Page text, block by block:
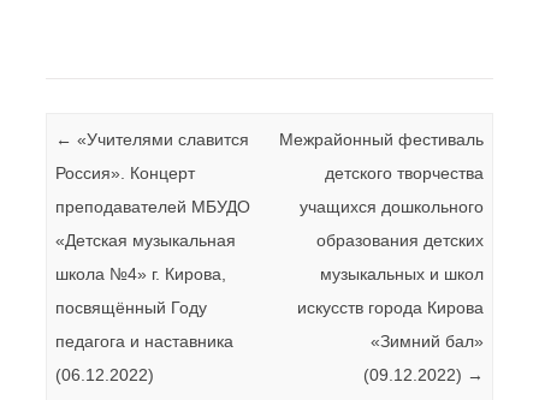
Навигация по записям
← «Учителями славится
Россия». Концерт
преподавателей МБУДО
«Детская музыкальная
школа №4» г. Кирова,
посвящённый Году
педагога и наставника
(06.12.2022)
Межрайонный фестиваль
детского творчества
учащихся дошкольного
образования детских
музыкальных и школ
искусств города Кирова
«Зимний бал»
(09.12.2022) →